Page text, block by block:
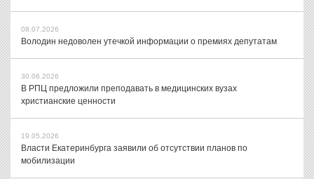
08.07.2026
Володин недоволен утечкой информации о премиях депутатам
30.06.2026
В РПЦ предложили преподавать в медицинских вузах
христианские ценности
19.05.2026
Власти Екатеринбурга заявили об отсутствии планов по
мобилизации